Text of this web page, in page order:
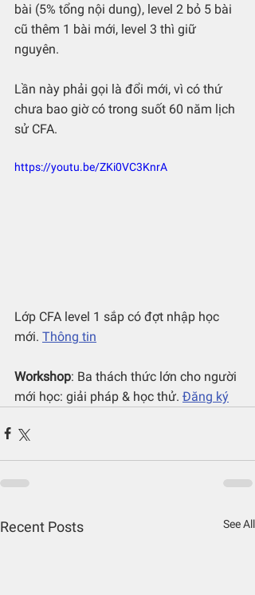
bài (5% tổng nội dung), level 2 bỏ 5 bài
cũ thêm 1 bài mới, level 3 thì giữ
nguyên.
Lần này phải gọi là đổi mới, vì có thứ
chưa bao giờ có trong suốt 60 năm lịch
sử CFA.
https://youtu.be/ZKi0VC3KnrA
Lớp CFA level 1 sắp có đợt nhập học
mới. Thông tin
Workshop: Ba thách thức lớn cho người
mới học: giải pháp & học thử. Đăng ký
Recent Posts See All